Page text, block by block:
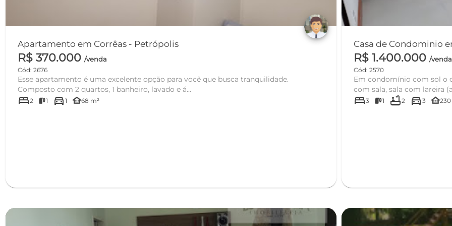
Apartamento em Corrêas - Petrópolis
R$ 370.000 /venda
Cód: 2676
Esse apartamento é uma excelente opção para você que busca tranquilidade.
Composto com 2 quartos, 1 banheiro, lavado e á...
bed2 1 directions_car 1 other_houses68 m²
R$ 1.400.000/venda
Cód: 2570
Em condomínio com sol o
com sala, sala com lareira
bed3 1 bathtub2 directions_car 3 other_houses230